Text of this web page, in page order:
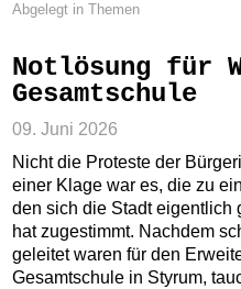
Abgelegt in Themen
Notlösung für
Gesamtschule
09. Juni 2026
Nicht die Proteste der
einer Klage war es, die zu
den sich die Stadt eigentlich
hat zugestimmt. Nachdem
geleitet waren für den
Gesamtschule in Styrum,